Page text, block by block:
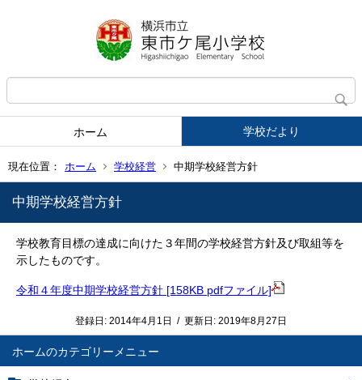
ホーム 学校だより
現在位置： ホーム 学校経営 中期学校経営方針
ホーム
中期学校経営方針
学校教育目標の達成に向けた３年間の学校経営方針及び取組等を
示したものです。
令和４年度中期学校経営方針 [158KB pdfファイル]
登録日: 2014年4月1日 / 更新日: 2019年8月27日